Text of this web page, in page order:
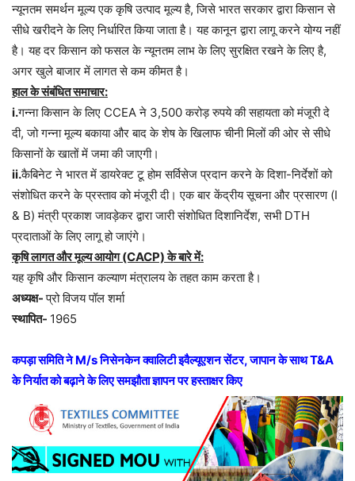
न्यूनतम समर्थन मूल्य एक कृषि उत्पाद मूल्य है, जिसे भारत सरकार द्वारा किसान से
सीधे खरीदने के लिए निर्धारित किया जाता है। यह कानून द्वारा लागू करने योग्य नहीं
है। यह दर किसान को फसल के न्यूनतम लाभ के लिए सुरक्षित रखने के लिए है,
अगर खुले बाजार में लागत से कम कीमत है।
हाल के संबंधित समाचार:
i.गन्ना किसान के लिए CCEA ने 3,500 करोड़ रुपये की सहायता को मंजूरी दे
दी, जो गन्ना मूल्य बकाया और बाद के शेष के खिलाफ चीनी मिलों की ओर से सीधे
किसानों के खातों में जमा की जाएगी।
ii.कैबिनेट ने भारत में डायरेक्ट टू होम सर्विसेज प्रदान करने के दिशा-निर्देशों को
संशोधित करने के प्रस्ताव को मंजूरी दी। एक बार केंद्रीय सूचना और प्रसारण (I
& B) मंत्री प्रकाश जावड़ेकर द्वारा जारी संशोधित दिशानिर्देश, सभी DTH
प्रदाताओं के लिए लागू हो जाएंगे।
कृषि लागत और मूल्य आयोग (CACP) के बारे में:
यह कृषि और किसान कल्याण मंत्रालय के तहत काम करता है।
अध्यक्ष-प्रो विजय पॉल शर्मा
स्थापित- 1965
कपड़ा समिति ने M/s निसेनकेन क्वालिटी इवैल्यूएशन सेंटर, जापान के साथ T&A
के निर्यात को बढ़ाने के लिए समझौता ज्ञापन पर हस्ताक्षर किए